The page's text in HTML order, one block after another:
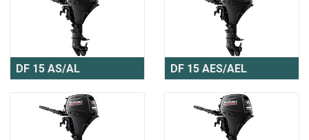
DF 15 AS/AL DF 15 AES/AEL